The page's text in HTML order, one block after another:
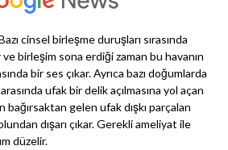
cinsel birleşme duruşları sırasında
birleşim sona erdiği zaman bu havanın
bir ses çıkar. Ayrıca bazı doğumlarda
ufak bir delik açılmasına yol açan
bağırsaktan gelen ufak dışkı parçalan
dışarı çıkar. Gerekli ameliyat ile
düzelir.